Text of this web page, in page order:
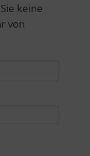
keine
von